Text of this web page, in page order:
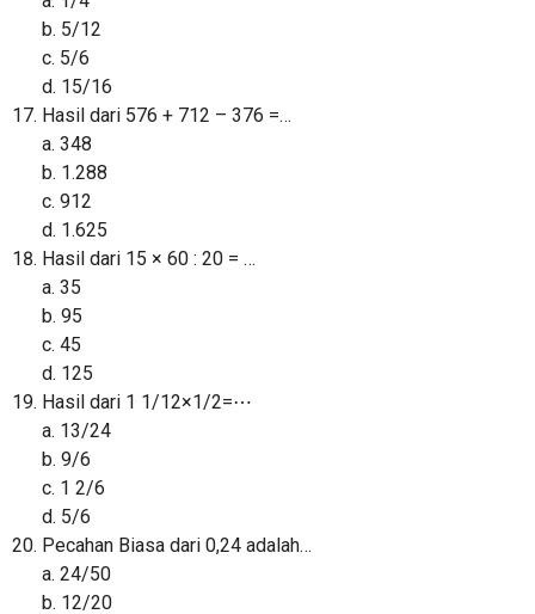
b. 5/12
c. 5/6
d. 15/16
Hasil dari 576 + 712 – 376 =…
a. 348
b. 1.288
c. 912
d. 1.625
Hasil dari 15 × 60 : 20 = …
a. 35
b. 95
c. 45
d. 125
Hasil dari 1 1/12×1/2=⋯
a. 13/24
b. 9/6
c. 1 2/6
d. 5/6
Pecahan Biasa dari 0,24 adalah…
a. 24/50
b. 12/20